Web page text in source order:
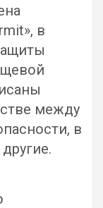
в
между
в